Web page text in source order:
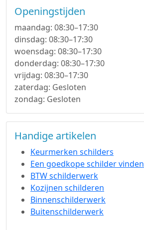
Openingstijden
maandag: 08:30–17:30
dinsdag: 08:30–17:30
woensdag: 08:30–17:30
donderdag: 08:30–17:30
vrijdag: 08:30–17:30
zaterdag: Gesloten
zondag: Gesloten
Handige artikelen
Keurmerken schilders
Een goedkope schilder vinden
BTW schilderwerk
Kozijnen schilderen
Binnenschilderwerk
Buitenschilderwerk